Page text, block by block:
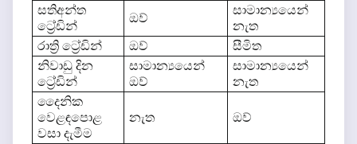
සතිඅන්ත
ට්‍රේඩින්
ඔව්
සාමාන්‍යයෙන්
නැත
රාත්‍රි ට්‍රේඩින්
ඔව්
සීමිත
නිවාඩු දින
ට්‍රේඩින්
සාමාන්‍යයෙන්
ඔව්
සාමාන්‍යයෙන්
නැත
දෛනික
වෙළඳපොළ
වසා දැමීම
නැත ඔව්